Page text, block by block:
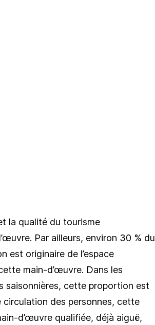
la qualité du tourisme
Par ailleurs, environ 30 % du
est originaire de l’espace
main-d’œuvre. Dans les
saisonnières, cette proportion est
circulation des personnes, cette
d’œuvre qualifiée, déjà aiguë,